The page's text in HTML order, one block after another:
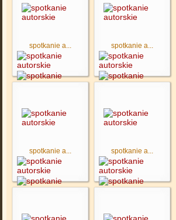
spotkanie a... spotkanie a...
spotkanie a... spotkanie a...